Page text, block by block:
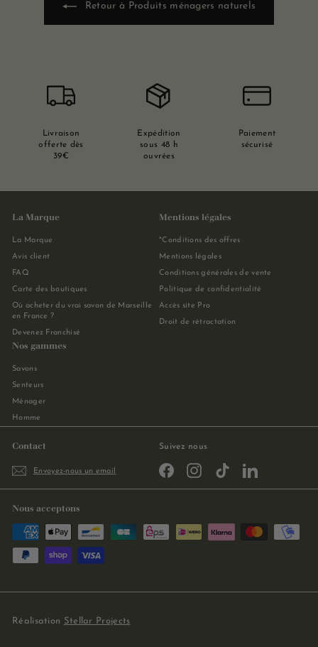
Retour à Produits ménagers naturels
Livraison
offerte dès
39€
Expédition
sous 48 h
ouvrées
Paiement
sécurisé
La Marque
La Marque
Avis client
FAQ
Carte des boutiques
Où acheter du vrai savon de Marseille
en France ?
Devenez Franchisé
Mentions légales
*Conditions des offres
Mentions légales
Conditions générales de vente
Politique de confidentialité
Accès site Pro
Droit de rétractation
Nos gammes
Savons
Senteurs
Ménager
Homme
Contact
Envoyez-nous un email
Suivez nous
FacebookInstagramTikTok LinkedIn
Nous acceptons
Réalisation Stellar Projects